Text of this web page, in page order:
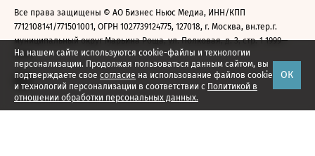
На нашем сайте используются cookie-файлы и технологии
персонализации. Продолжая пользоваться данным сайтом, вы
подтверждаете свое согласие на использование файлов cookie
и технологий персонализации в соответствии с Политикой в
отношении обработки персональных данных.
ОК
Все права защищены © АО Бизнес Ньюс Медиа, ИНН/КПП
7712108141/771501001, ОГРН 1027739124775, 127018, г. Москва, вн.тер.г.
муниципальный округ Марьина Роща, ул. Полковая, д. 3, стр. 1 1999—
2026